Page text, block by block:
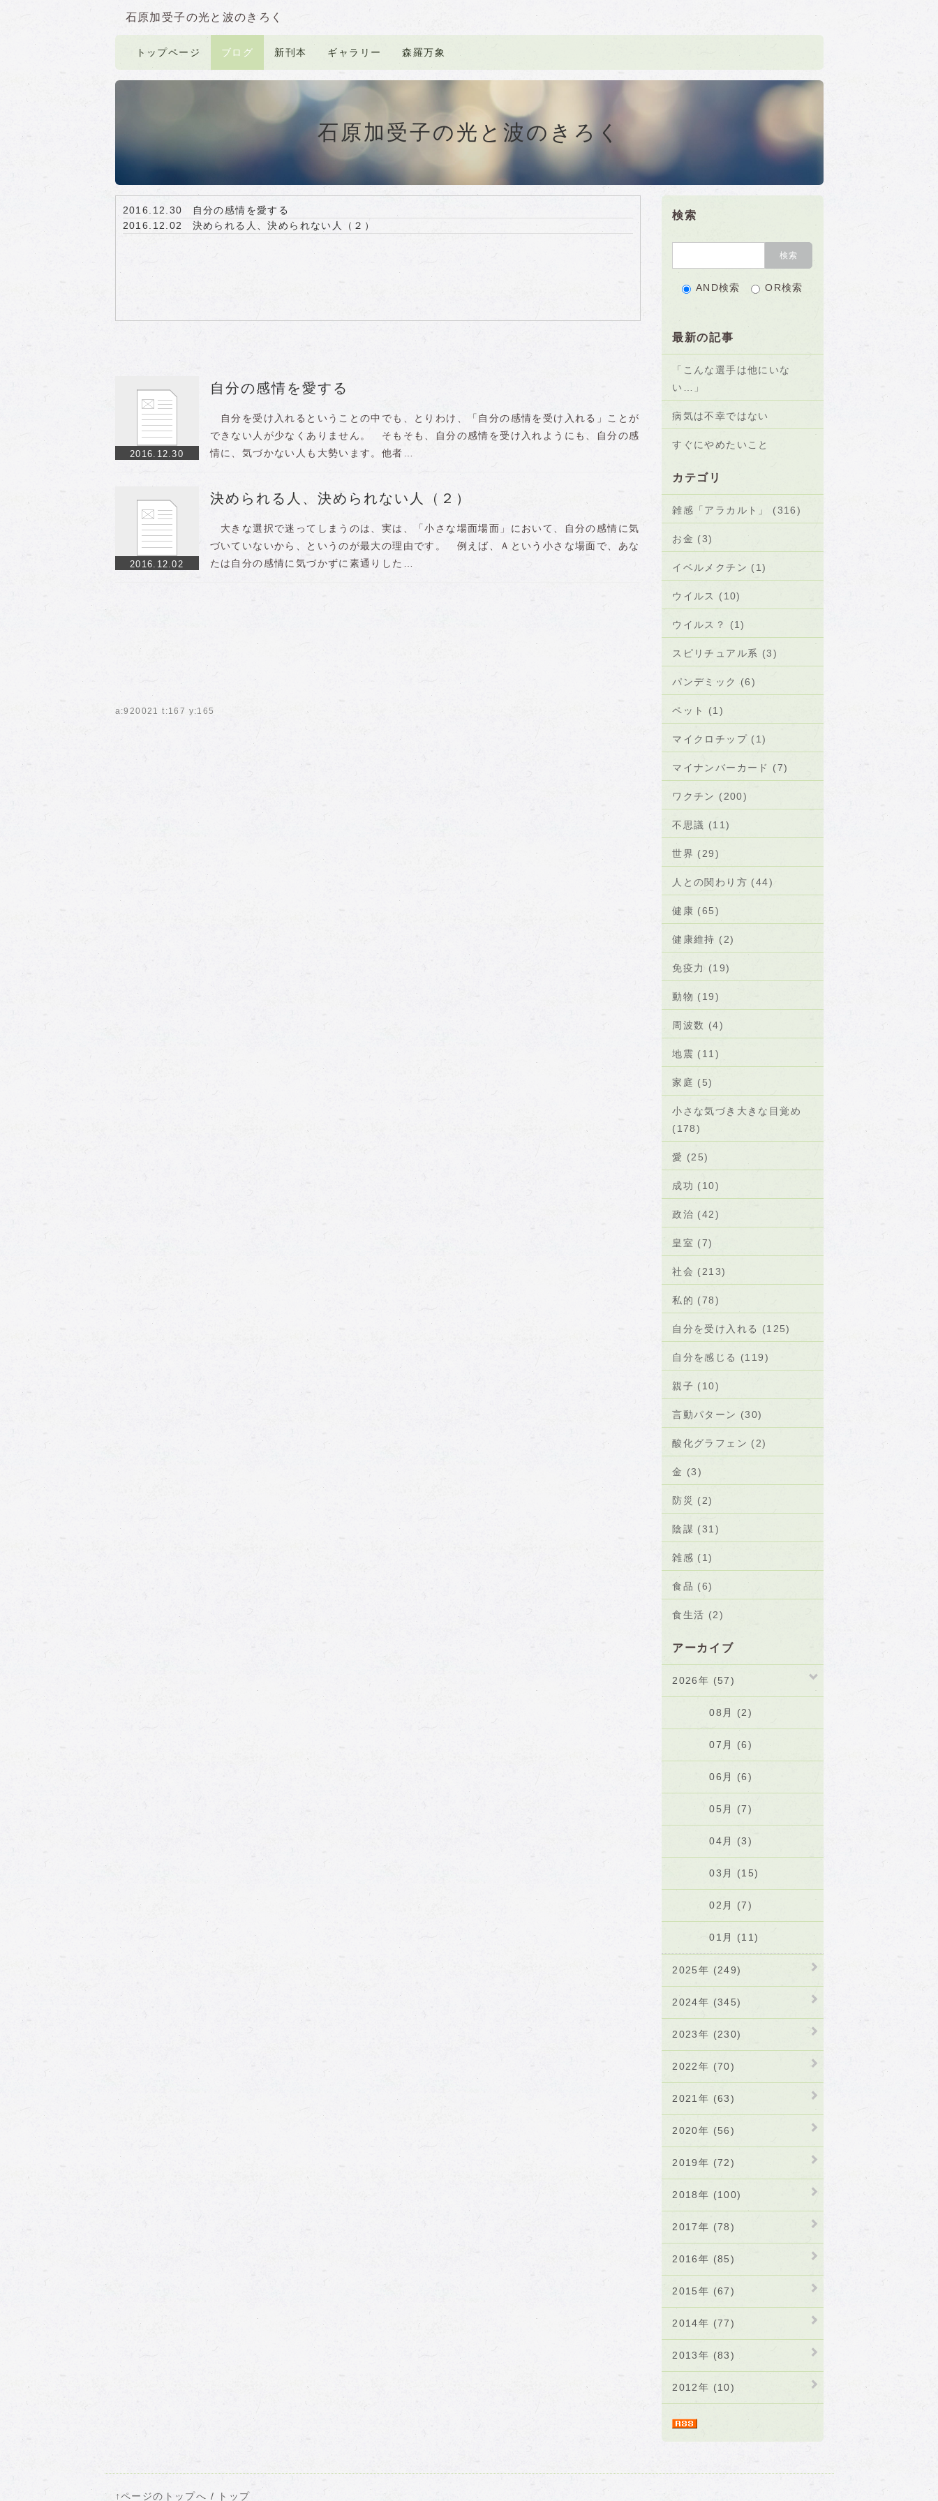
石原加受子の光と波のきろく
トップページ ブログ 新刊本 ギャラリー 森羅万象
石原加受子の光と波のきろく
2016.12.30
自分の感情を愛する
2016.12.02
決められる人、決められない人（２）
2016.12.30
自分の感情を愛する
自分を受け入れるということの中でも、とりわけ、「自分の感情を受け入れる」ことが
できない人が少なくありません。 そもそも、自分の感情を受け入れようにも、自分の感
情に、気づかない人も大勢います。他者…
2016.12.02
決められる人、決められない人（２）
大きな選択で迷ってしまうのは、実は、「小さな場面場面」において、自分の感情に気
づいていないから、というのが最大の理由です。 例えば、Ａという小さな場面で、あな
たは自分の感情に気づかずに素通りした…
a:920021 t:167 y:165
検索
AND検索 OR検索
最新の記事
「こんな選手は他にいな
い…」
病気は不幸ではない
すぐにやめたいこと
カテゴリ
雑感「アラカルト」 (316)
お金 (3)
イベルメクチン (1)
ウイルス (10)
ウイルス？ (1)
スピリチュアル系 (3)
パンデミック (6)
ペット (1)
マイクロチップ (1)
マイナンバーカード (7)
ワクチン (200)
不思議 (11)
世界 (29)
人との関わり方 (44)
健康 (65)
健康維持 (2)
免疫力 (19)
動物 (19)
周波数 (4)
地震 (11)
家庭 (5)
小さな気づき大きな目覚め
(178)
愛 (25)
成功 (10)
政治 (42)
皇室 (7)
社会 (213)
私的 (78)
自分を受け入れる (125)
自分を感じる (119)
親子 (10)
言動パターン (30)
酸化グラフェン (2)
金 (3)
防災 (2)
陰謀 (31)
雑感 (1)
食品 (6)
食生活 (2)
アーカイブ
2026年 (57)
08月 (2)
07月 (6)
06月 (6)
05月 (7)
04月 (3)
03月 (15)
02月 (7)
01月 (11)
2025年 (249)
2024年 (345)
2023年 (230)
2022年 (70)
2021年 (63)
2020年 (56)
2019年 (72)
2018年 (100)
2017年 (78)
2016年 (85)
2015年 (67)
2014年 (77)
2013年 (83)
2012年 (10)
↑ページのトップへ / トップ